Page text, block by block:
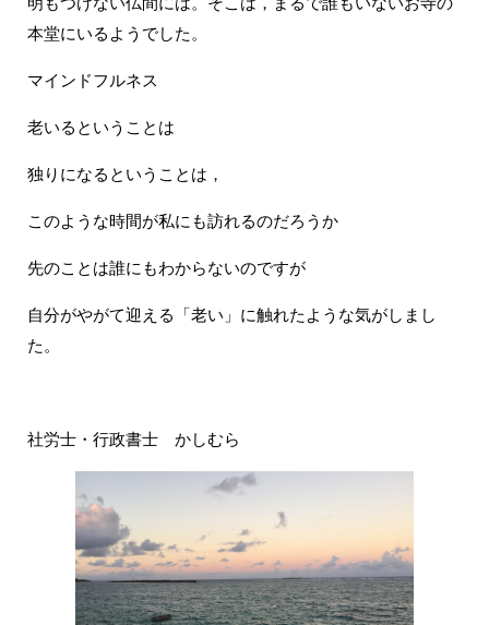
本堂にいるようでした。
マインドフルネス
老いるということは
独りになるということは，
このような時間が私にも訪れるのだろうか
先のことは誰にもわからないのですが
自分がやがて迎える「老い」に触れたような気がしまし
た。
社労士・行政書士 かしむら